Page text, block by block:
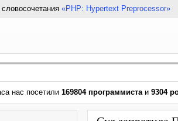
словосочетания «PHP: Hypertext Preprocessor»
нас посетили 169804 программистаи 9304